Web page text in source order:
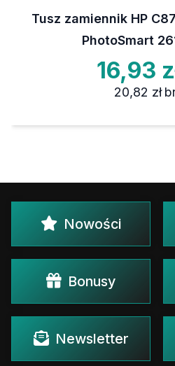
Tusz zamiennik HP
PhotoSmart
16,93
20,82 zł
Nowości
Bonusy
Newsletter